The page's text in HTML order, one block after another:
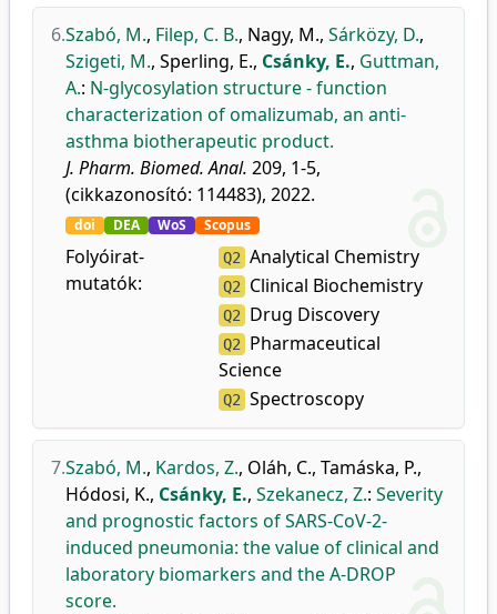
6.Szabó, M., Filep, C. B., Nagy, M., Sárközy, D.,
Szigeti, M., Sperling, E., Csánky, E., Guttman,
A.: N-glycosylation structure - function
characterization of omalizumab, an anti-
asthma biotherapeutic product.
J. Pharm. Biomed. Anal. 209, 1-5,
(cikkazonosító: 114483), 2022.
doi DEA WoS Scopus
Folyóirat-
mutatók:
Q2 Analytical Chemistry
Q2 Clinical Biochemistry
Q2 Drug Discovery
Q2
Pharmaceutical
Science
Q2 Spectroscopy
7.Szabó, M., Kardos, Z., Oláh, C., Tamáska, P.,
Hódosi, K., Csánky, E., Szekanecz, Z.: Severity
and prognostic factors of SARS-CoV-2-
induced pneumonia: the value of clinical and
laboratory biomarkers and the A-DROP
score.